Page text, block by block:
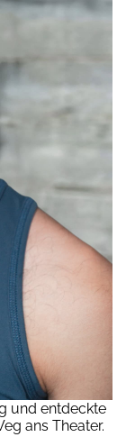
und entdeckte
ans Theater.